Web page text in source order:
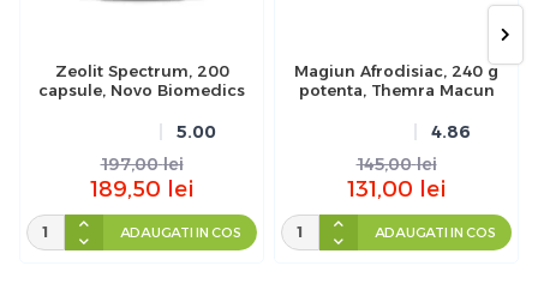
Zeolit Spectrum, 200
capsule, Novo Biomedics
5.00
197,00 lei
189,50 lei
ADAUGATI IN COS
Magiun Afrodisiac, 240 g
potenta, Themra Macun
4.86
145,00 lei
131,00 lei
ADAUGATI IN COS